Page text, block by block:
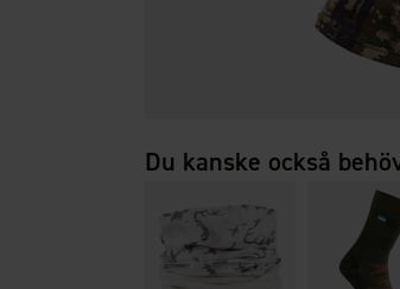
Du kanske också